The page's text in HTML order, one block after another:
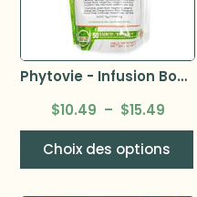
Phytovie - Infusion Bonne nuit
$10.49 – $15.49
Choix des options